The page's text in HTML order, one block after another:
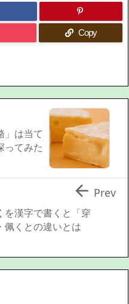
Copy
」は当て
ってみた
を漢字で書くと「穿
佩くとの違いとは
 Prev